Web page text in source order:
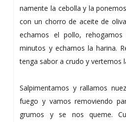
finamente la cebolla y la
con un chorro de aceite de
echamos el pollo,
minutos y echamos la harina.
tenga sabor a crudo y vertemos
Salpimentamos y rallamos
fuego y vamos removiendo
grumos y se nos queme.